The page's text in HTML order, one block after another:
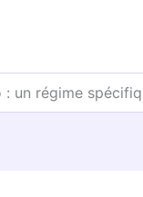
: un régime